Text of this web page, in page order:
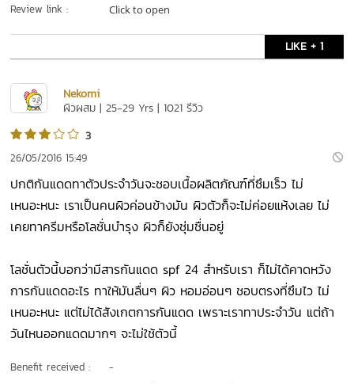
Review link : Click to open
LIKE + 1
Nekomi
ผิวผสม | 25-29 Yrs | 1021 รีวิว
3
26/05/2016 15:49
ปกติกันแดดทาตัวประจำวันจะชอบเนื้อผลิตภัณฑ์ที่ซึมเร็ว ไม่
เหนอะหนะ เราเป็นคนผิวค่อนข้างมัน ผิวตัวก็จะไม่ค่อยแห้งเลย ไม่
เคยทาครีมหรือโลชั่นบำรุง ผิวก็ยังชุ่มชื่นอยู่
โลชั่นตัวนี้บอกว่ามีสารกันแดด spf 24 สำหรับเรา ก็ไม่ได้คาดหวัง
การกันแดดอะไร ทาให้มันลื่นๆ ผิว หอมอ่อนๆ ชอบตรงที่ซึมไว ไม่
เหนอะหนะ แต่ไม่ได้สังเกตการกันแดด เพราะเราทาประจำวัน แต่ถ้า
วันไหนออกแดดมากๆ จะไม่ใช้ตัวนี้
Benefit received : -